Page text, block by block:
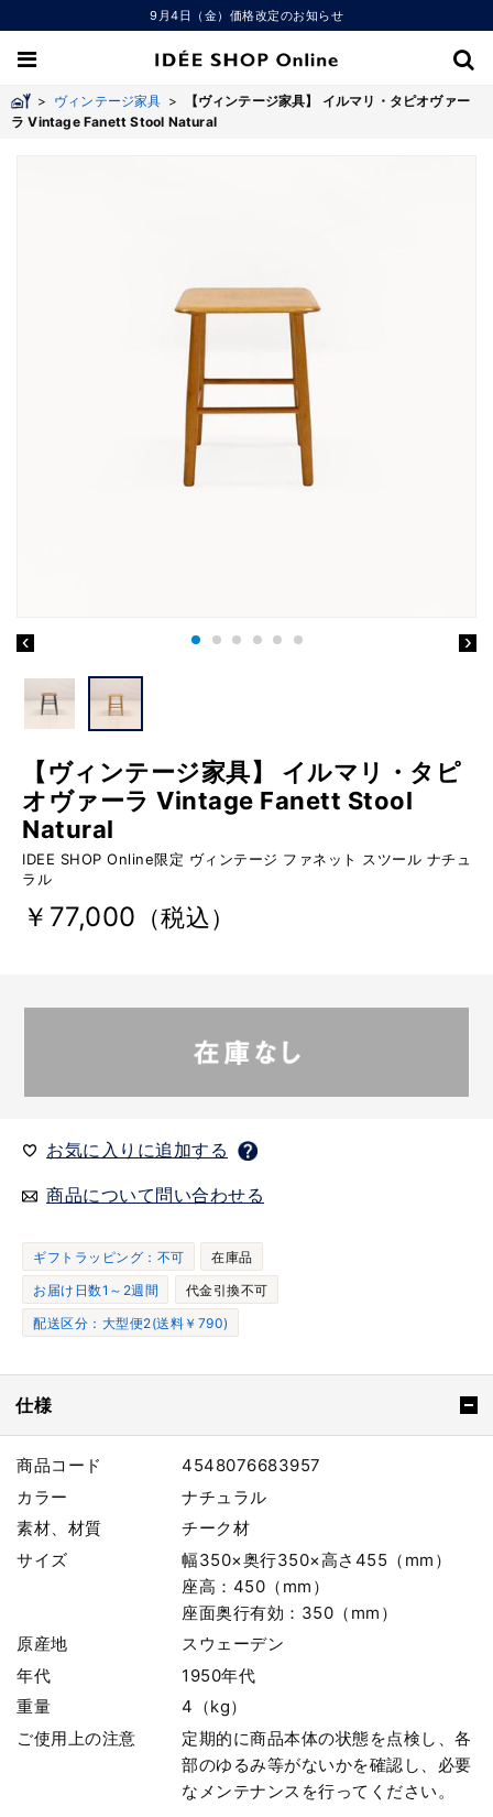
9月4日（金）価格改定のお知らせ
> ヴィンテージ家具 >
【ヴィンテージ家具】 イルマリ・タピオヴァー
ラ Vintage Fanett Stool Natural
【ヴィンテージ家具】 イルマリ・タピ
オヴァーラ Vintage Fanett Stool
Natural
IDEE SHOP Online限定 ヴィンテージ ファネット スツール ナチュ
ラル
￥77,000 （税込）
お気に入りに追加する
商品について問い合わせる
ギフトラッピング：不可
在庫品
お届け日数1～2週間
代金引換不可
配送区分：大型便2(送料￥790)
仕様
商品コード
4548076683957
カラー
ナチュラル
素材、材質
チーク材
サイズ
幅350×奥行350×高さ455（mm）
座高：450（mm）
座面奥行有効：350（mm）
原産地
スウェーデン
年代
1950年代
重量
4（kg）
ご使用上の注意
定期的に商品本体の状態を点検し、各
部のゆるみ等がないかを確認し、必要
なメンテナンスを行ってください。